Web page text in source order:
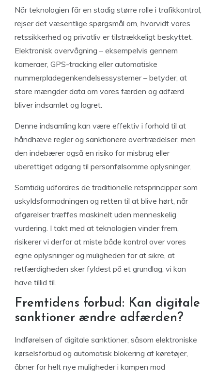
Når teknologien får en stadig større rolle i trafikkontrol,
rejser det væsentlige spørgsmål om, hvorvidt vores
retssikkerhed og privatliv er tilstrækkeligt beskyttet.
Elektronisk overvågning – eksempelvis gennem
kameraer, GPS-tracking eller automatiske
nummerpladegenkendelsessystemer – betyder, at
store mængder data om vores færden og adfærd
bliver indsamlet og lagret.
Denne indsamling kan være effektiv i forhold til at
håndhæve regler og sanktionere overtrædelser, men
den indebærer også en risiko for misbrug eller
uberettiget adgang til personfølsomme oplysninger.
Samtidig udfordres de traditionelle retsprincipper som
uskyldsformodningen og retten til at blive hørt, når
afgørelser træffes maskinelt uden menneskelig
vurdering. I takt med at teknologien vinder frem,
risikerer vi derfor at miste både kontrol over vores
egne oplysninger og muligheden for at sikre, at
retfærdigheden sker fyldest på et grundlag, vi kan
have tillid til.
Fremtidens forbud: Kan digitale
sanktioner ændre adfærden?
Indførelsen af digitale sanktioner, såsom elektroniske
kørselsforbud og automatisk blokering af køretøjer,
åbner for helt nye muligheder i kampen mod